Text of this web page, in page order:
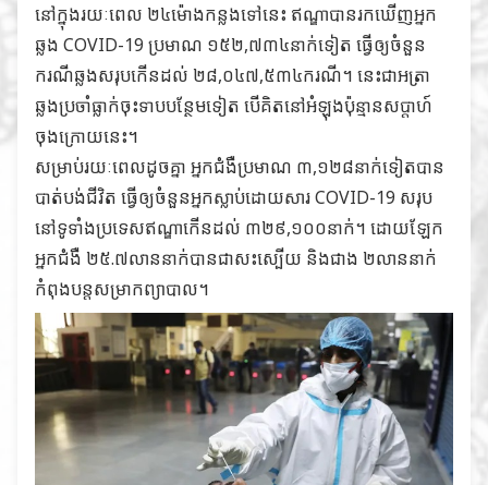
នៅក្នុងរយៈពេល ២៤ម៉ោងកន្លងទៅនេះ ឥណ្ឌាបានរកឃើញអ្នក
ឆ្លង COVID-19 ប្រមាណ ១៥២,៧៣៤នាក់ទៀត ធ្វើឲ្យចំនួន
ករណីឆ្លងសរុបកើនដល់ ២៨,០៤៧,៥៣៤ករណី។ នេះជាអត្រា
ឆ្លងប្រចាំធ្លាក់ចុះទាបបន្ថែមទៀត បើគិតនៅអំឡុងប៉ុន្មានសប្តាហ៍
ចុងក្រោយនេះ។
សម្រាប់រយៈពេលដូចគ្នា អ្នកជំងឺប្រមាណ ៣,១២៨នាក់ទៀតបាន
បាត់បង់ជីវិត ធ្វើឲ្យចំនួនអ្នកស្លាប់ដោយសារ COVID-19 សរុប
នៅទូទាំងប្រទេសឥណ្ឌាកើនដល់ ៣២៩,១០០នាក់។ ដោយឡែក
អ្នកជំងឺ ២៥.៧លាននាក់បានជាសះស្បើយ និងជាង ២លាននាក់
កំពុងបន្តសម្រាកព្យាបាល។